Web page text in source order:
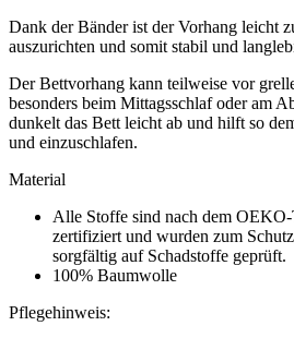
Dank der Bänder ist der Vorhang leicht
auszurichten und somit stabil und
Der Bettvorhang kann teilweise vor
besonders beim Mittagsschlaf oder am
dunkelt das Bett leicht ab und hilft so
und einzuschlafen.
Material
Alle Stoffe sind nach dem
zertifiziert und wurden zum
sorgfältig auf Schadstoffe geprüft.
100% Baumwolle
Pflegehinweis: